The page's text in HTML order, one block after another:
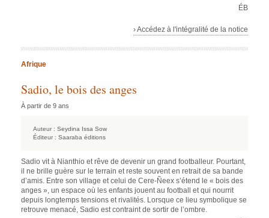
ÉB
› Accédez à l'intégralité de la notice
Afrique
Sadio, le bois des anges
À partir de 9 ans
Auteur : Seydina Issa Sow
Éditeur : Saaraba éditions
Sadio vit à Nianthio et rêve de devenir un grand footballeur. Pourtant,
il ne brille guère sur le terrain et reste souvent en retrait de sa bande
d’amis. Entre son village et celui de Cere-Ñeex s’étend le « bois des
anges », un espace où les enfants jouent au football et qui nourrit
depuis longtemps tensions et rivalités. Lorsque ce lieu symbolique se
retrouve menacé, Sadio est contraint de sortir de l’ombre.